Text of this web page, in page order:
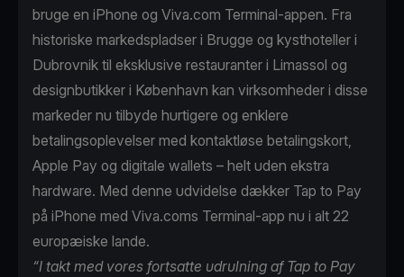
bruge en iPhone og Viva.com Terminal-appen. Fra
historiske markedspladser i Brugge og kysthoteller i
Dubrovnik til eksklusive restauranter i Limassol og
designbutikker i København kan virksomheder i disse
markeder nu tilbyde hurtigere og enklere
betalingsoplevelser med kontaktløse betalingskort,
Apple Pay og digitale wallets – helt uden ekstra
hardware. Med denne udvidelse dækker Tap to Pay
på iPhone med Viva.coms Terminal-app nu i alt 22
europæiske lande.
“I takt med vores fortsatte udrulning af Tap to Pay